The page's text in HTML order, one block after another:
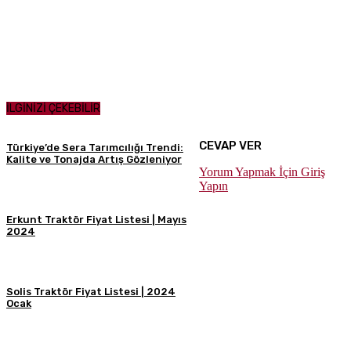
İLGİNİZİ ÇEKEBİLİR
Türkiye’de Sera Tarımcılığı Trendi:
Kalite ve Tonajda Artış Gözleniyor
Erkunt Traktör Fiyat Listesi | Mayıs
2024
Solis Traktör Fiyat Listesi | 2024
Ocak
CEVAP VER
Yorum Yapmak İçin Giriş
Yapın